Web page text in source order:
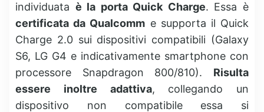
individuata è la porta Quick Charge. Essa è
certificata da Qualcomm e supporta il Quick
Charge 2.0 sui dispositivi compatibili (Galaxy
S6, LG G4 e indicativamente smartphone con
processore Snapdragon 800/810). Risulta
essere inoltre adattiva, collegando un
dispositivo non compatibile essa si